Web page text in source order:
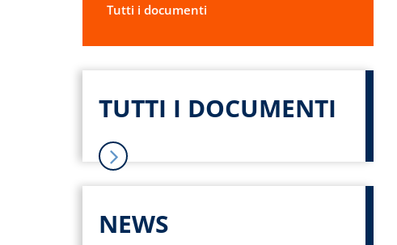
Tutti i documenti
TUTTI I DOCUMENTI
NEWS